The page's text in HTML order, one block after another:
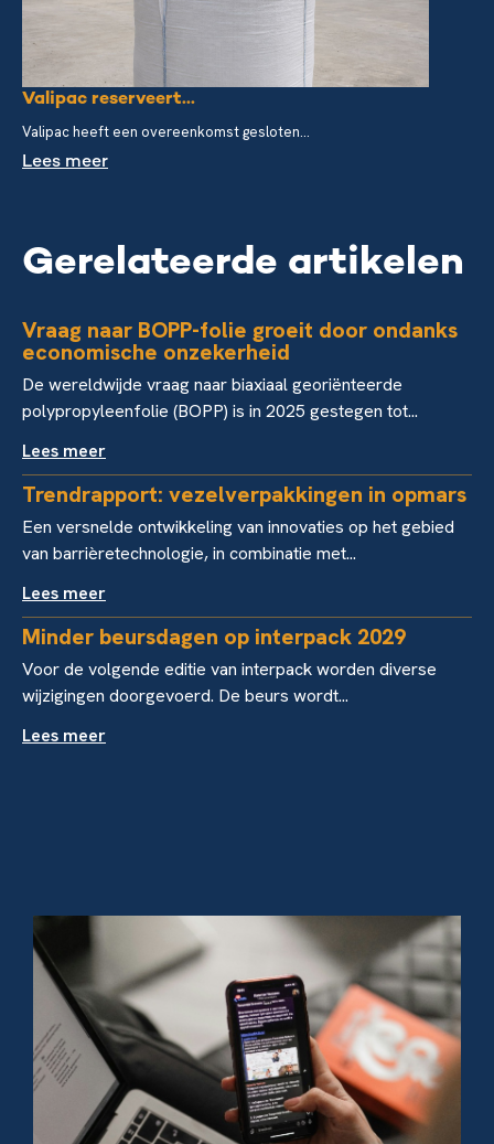
Valipac reserveert...
Valipac heeft een overeenkomst gesloten...
Lees meer
Gerelateerde artikelen
Vraag naar BOPP-folie groeit door ondanks
economische onzekerheid
De wereldwijde vraag naar biaxiaal georiënteerde
polypropyleenfolie (BOPP) is in 2025 gestegen tot...
Lees meer
Trendrapport: vezelverpakkingen in opmars
Een versnelde ontwikkeling van innovaties op het gebied
van barrièretechnologie, in combinatie met...
Lees meer
Minder beursdagen op interpack 2029
Voor de volgende editie van interpack worden diverse
wijzigingen doorgevoerd. De beurs wordt...
Lees meer